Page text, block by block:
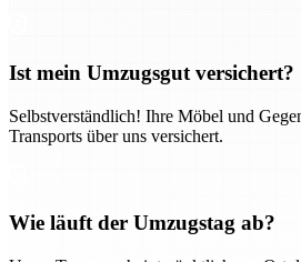
Ist mein Umzugsgut versichert?
Selbstverständlich! Ihre Möbel und
Transports über uns versichert.
Wie läuft der Umzugstag ab?